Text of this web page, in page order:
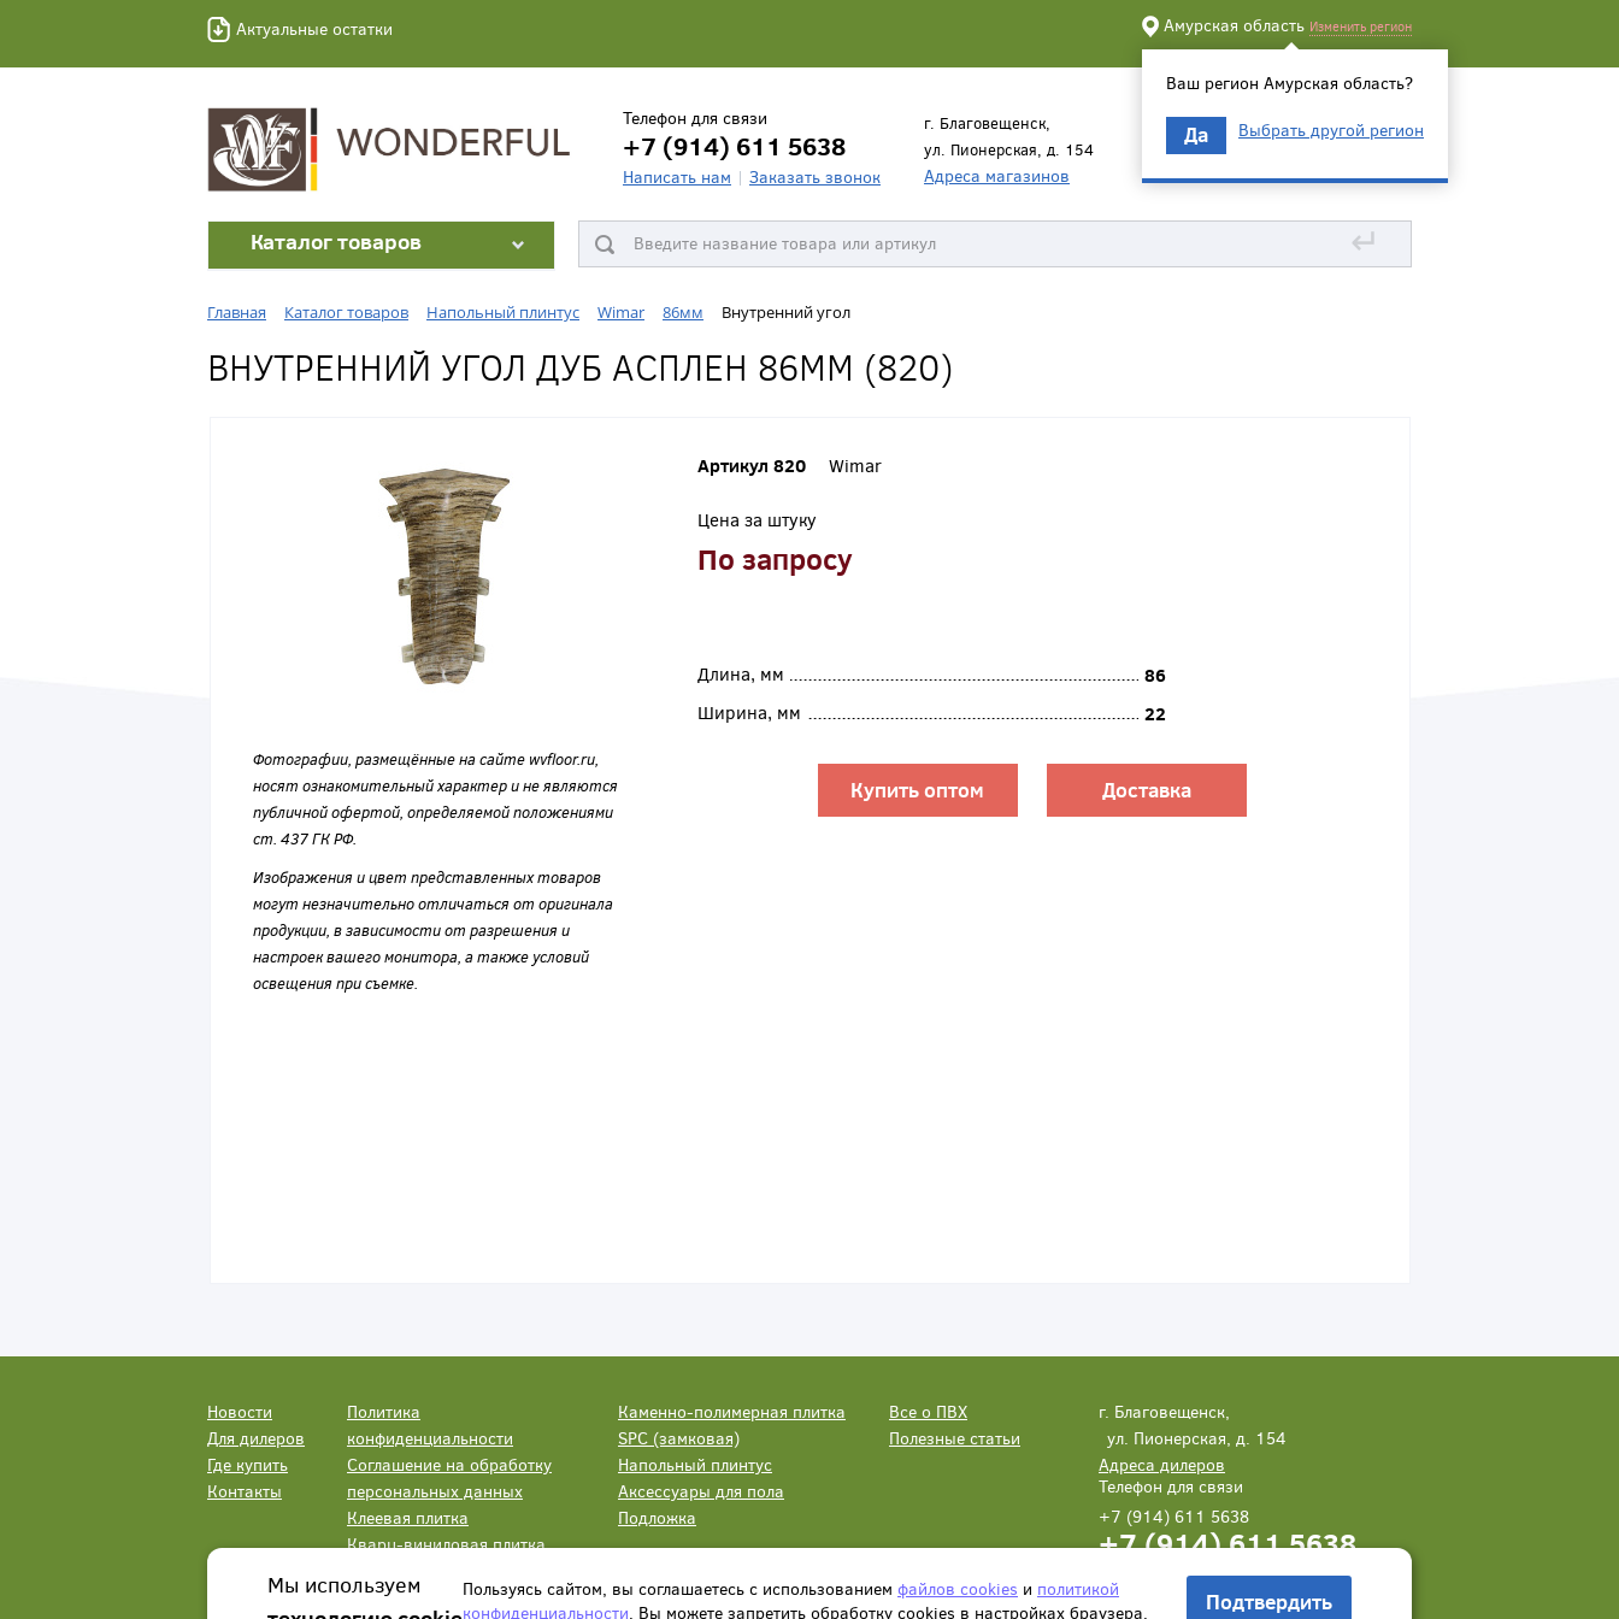
Актуальные остатки Амурская область Изменить регион
Ваш регион Амурская область?
Да Выбрать другой регион
Телефон для связи
+7 (914) 611 5638
Написать нам Заказать звонок
г. Благовещенск,
ул. Пионерская, д. 154
Адреса магазинов
Каталог товаров ↵
Главная Каталог товаров Напольный плинтус Wimar 86мм Внутренний угол
ВНУТРЕННИЙ УГОЛ ДУБ АСПЛЕН 86ММ (820)
Фотографии, размещённые на сайте wvfloor.ru,
носят ознакомительный характер и не являются
публичной офертой, определяемой положениями
ст. 437 ГК РФ.
Изображения и цвет представленных товаров
могут незначительно отличаться от оригинала
продукции, в зависимости от разрешения и
настроек вашего монитора, а также условий
освещения при съемке.
Артикул 820 Wimar
Цена за штуку
По запросу
Длина, мм
86
Ширина, мм
22
Купить оптом Доставка
Новости
Для дилеров
Где купить
Контакты
Политика
конфиденциальности
Соглашение на обработку
персональных данных
Клеевая плитка
Кварц-виниловая плитка
Каменно-полимерная плитка
SPC (замковая)
Напольный плинтус
Аксессуары для пола
Подложка
Все о ПВХ
Полезные статьи
г. Благовещенск,
ул. Пионерская, д. 154
Адреса дилеров
Телефон для связи
+7 (914) 611 5638
+7 (914) 611 5638
Написать нам Заказать звонок
Мы используем
Пользуясь сайтом, вы соглашаетесь с использованием файлов cookies и политикой
конфиденциальности. Вы можете запретить обработку сookies в настройках браузера. Подтвердить